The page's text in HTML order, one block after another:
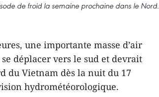
de froid la semaine prochaine dans le Nord.
une importante masse d’air
déplacer vers le sud et devrait
du Vietnam dès la nuit du 17
hydrométéorologique.